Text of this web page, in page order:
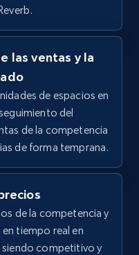
ahora
Currency, Initial
and more.
ahora
las ventas y la
de espacios en
del
de la competencia
de forma temprana.
de la competencia y
tiempo real en
siendo competitivo y